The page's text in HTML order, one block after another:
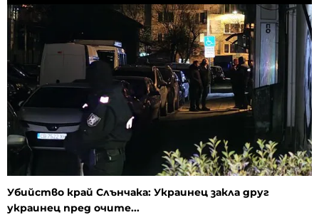
Убийство край Слънчака: Украинец закла друг
украинец пред очите...